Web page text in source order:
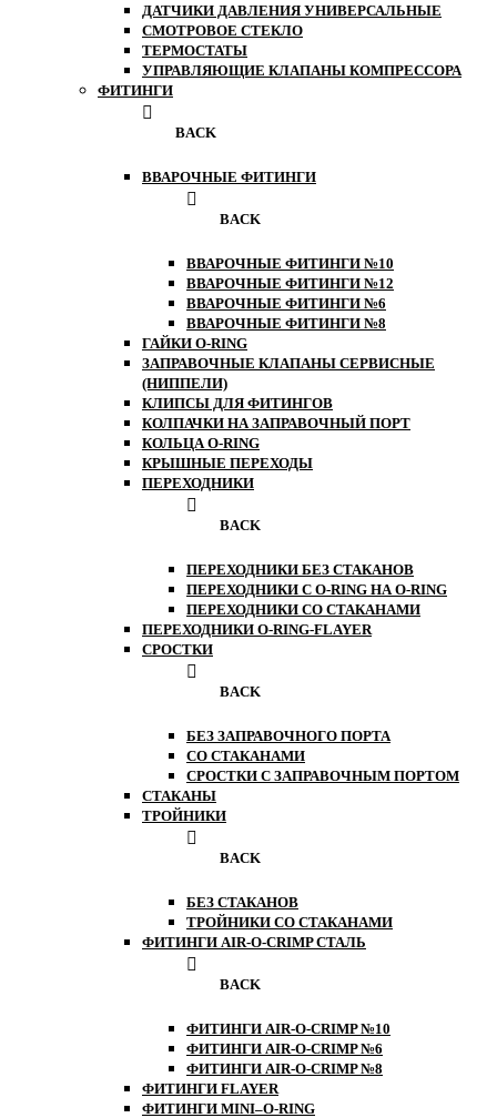
ДАТЧИКИ ДАВЛЕНИЯ УНИВЕРСАЛЬНЫЕ
СМОТРОВОЕ СТЕКЛО
ТЕРМОСТАТЫ
УПРАВЛЯЮЩИЕ КЛАПАНЫ КОМПРЕССОРА
ФИТИНГИ
BACK
ВВАРОЧНЫЕ ФИТИНГИ
BACK
ВВАРОЧНЫЕ ФИТИНГИ №10
ВВАРОЧНЫЕ ФИТИНГИ №12
ВВАРОЧНЫЕ ФИТИНГИ №6
ВВАРОЧНЫЕ ФИТИНГИ №8
ГАЙКИ O-RING
ЗАПРАВОЧНЫЕ КЛАПАНЫ СЕРВИСНЫЕ
(НИППЕЛИ)
КЛИПСЫ ДЛЯ ФИТИНГОВ
КОЛПАЧКИ НА ЗАПРАВОЧНЫЙ ПОРТ
КОЛЬЦА O-RING
КРЫШНЫЕ ПЕРЕХОДЫ
ПЕРЕХОДНИКИ
BACK
ПЕРЕХОДНИКИ БЕЗ СТАКАНОВ
ПЕРЕХОДНИКИ С O-RING НА O-RING
ПЕРЕХОДНИКИ СО СТАКАНАМИ
ПЕРЕХОДНИКИ O-RING-FLAYER
СРОСТКИ
BACK
БЕЗ ЗАПРАВОЧНОГО ПОРТА
СО СТАКАНАМИ
СРОСТКИ С ЗАПРАВОЧНЫМ ПОРТОМ
СТАКАНЫ
ТРОЙНИКИ
BACK
БЕЗ СТАКАНОВ
ТРОЙНИКИ СО СТАКАНАМИ
ФИТИНГИ AIR-O-CRIMP СТАЛЬ
BACK
ФИТИНГИ AIR-O-CRIMP №10
ФИТИНГИ AIR-O-CRIMP №6
ФИТИНГИ AIR-O-CRIMP №8
ФИТИНГИ FLAYER
ФИТИНГИ MINI–O-RING